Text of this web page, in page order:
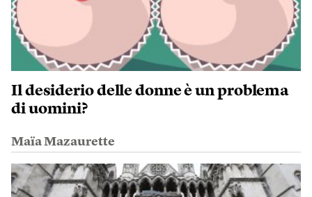
Il desiderio delle donne è un problema
di uomini?
Maïa Mazaurette